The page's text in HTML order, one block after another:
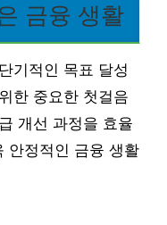
금융 생활
기적인 목표 달성
한 중요한 첫걸음
개선 과정을 효율
안정적인 금융 생활